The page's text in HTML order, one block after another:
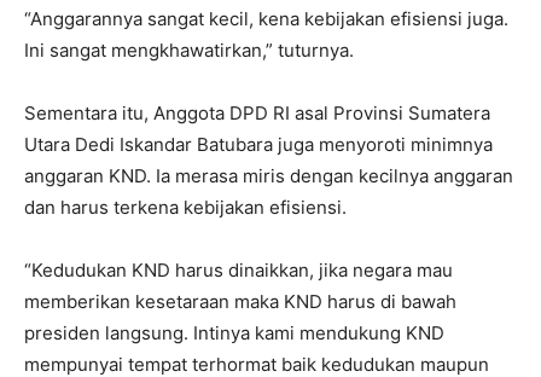
“Anggarannya sangat kecil, kena kebijakan efisiensi juga.
Ini sangat mengkhawatirkan,” tuturnya.
Sementara itu, Anggota DPD RI asal Provinsi Sumatera
Utara Dedi Iskandar Batubara juga menyoroti minimnya
anggaran KND. Ia merasa miris dengan kecilnya anggaran
dan harus terkena kebijakan efisiensi.
“Kedudukan KND harus dinaikkan, jika negara mau
memberikan kesetaraan maka KND harus di bawah
presiden langsung. Intinya kami mendukung KND
mempunyai tempat terhormat baik kedudukan maupun